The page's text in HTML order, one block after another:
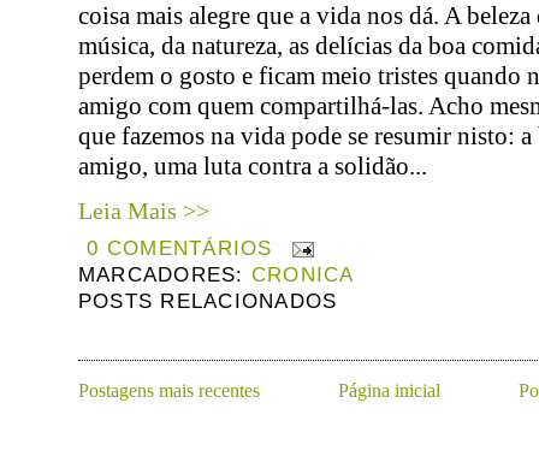
coisa mais alegre que a vida nos dá. A beleza
música, da natureza, as delícias da boa
perdem o gosto e ficam meio tristes quando
amigo com quem compartilhá-las. Acho
que fazemos na vida pode se resumir nisto: a
amigo, uma luta contra a solidão...
Leia Mais >>
0 COMENTÁRIOS
MARCADORES: CRONICA
POSTS RELACIONADOS
Postagens mais recentes Página inicial